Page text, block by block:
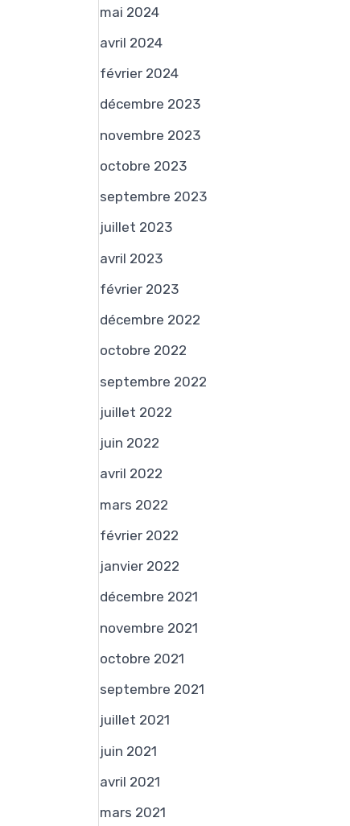
mai 2024
avril 2024
février 2024
décembre 2023
novembre 2023
octobre 2023
septembre 2023
juillet 2023
avril 2023
février 2023
décembre 2022
octobre 2022
septembre 2022
juillet 2022
juin 2022
avril 2022
mars 2022
février 2022
janvier 2022
décembre 2021
novembre 2021
octobre 2021
septembre 2021
juillet 2021
juin 2021
avril 2021
mars 2021